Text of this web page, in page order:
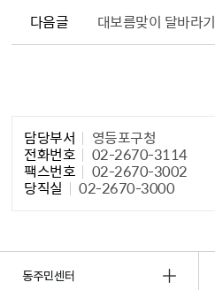
다음글 대보름맞이 달바라
담당부서 영등포구청
전화번호 02-2670-3114
팩스번호 02-2670-3002
당직실 02-2670-3000
동주민센터